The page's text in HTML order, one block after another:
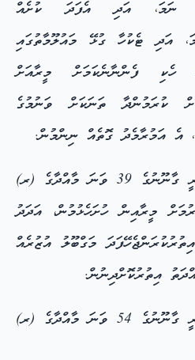
ނަމަ، އަދި އެފަދަ ކުށެއް
އަދި ޓެކުހާ ގުޅޭ މައުލޫމާތުގައި
ހެކި ފެންނާނެކަމަށް މީރާއަށް
ކުރަމުންދާ ތަނަކަށް ވަނުމުގެ
އެ އަމުރާމެދު ގޮތެއް ނިންމުން.
(ކ) ޓެކްސް ނެގުމާބެހޭ އިދާރީ ގާނޫނުގެ 39 ވަނަ މާއްދާގެ (ރ)
މީރާއިން ހުށަހެޅުމުން، އަދަދު
މަގްބޫލު އުޒުރެއް
އިތުރުކޮށްދިނުން.
(އ) ޓެކްސް ނެގުމާބެހޭ އިދާރީ ގާނޫނުގެ 54 ވަނަ މާއްދާގެ (ރ)